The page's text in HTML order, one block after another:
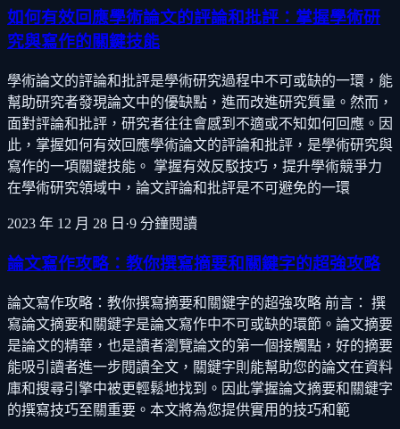
如何有效回應學術論文的評論和批評：掌握學術研
究與寫作的關鍵技能
學術論文的評論和批評是學術研究過程中不可或缺的一環，能
幫助研究者發現論文中的優缺點，進而改進研究質量。然而，
面對評論和批評，研究者往往會感到不適或不知如何回應。因
此，掌握如何有效回應學術論文的評論和批評，是學術研究與
寫作的一項關鍵技能。 掌握有效反駁技巧，提升學術競爭力
在學術研究領域中，論文評論和批評是不可避免的一環
2023 年 12 月 28 日 ·9 分鐘閱讀
論文寫作攻略：教你撰寫摘要和關鍵字的超強攻略
論文寫作攻略：教你撰寫摘要和關鍵字的超強攻略 前言： 撰
寫論文摘要和關鍵字是論文寫作中不可或缺的環節。論文摘要
是論文的精華，也是讀者瀏覽論文的第一個接觸點，好的摘要
能吸引讀者進一步閱讀全文，關鍵字則能幫助您的論文在資料
庫和搜尋引擎中被更輕鬆地找到。因此掌握論文摘要和關鍵字
的撰寫技巧至關重要。本文將為您提供實用的技巧和範